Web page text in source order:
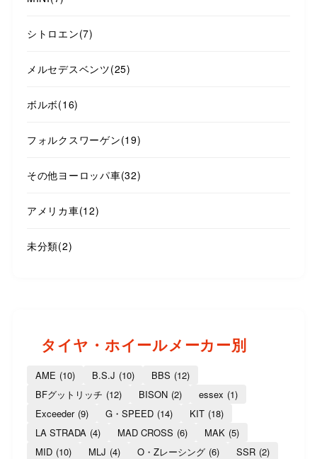
シトロエン(7)
メルセデスベンツ(25)
ボルボ(16)
フォルクスワーゲン(19)
その他ヨーロッパ車(32)
アメリカ車(12)
未分類(2)
タイヤ・ホイールメーカー別
AME (10) B.S.J (10) BBS (12)
BFグットリッチ (12) BISON (2) essex (1)
Exceeder (9) G・SPEED (14) KIT (18)
LA STRADA (4) MAD CROSS (6) MAK (5)
MID (10) MLJ (4) O・Zレーシング (6) SSR (2)